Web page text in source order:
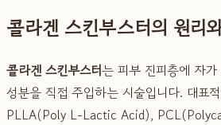
콜라겐 스킨부스터의 원리
콜라겐 스킨부스터는 피부 진피층에 자
성분을 직접 주입하는 시술입니다. 대표
PLLA(Poly L-Lactic Acid),